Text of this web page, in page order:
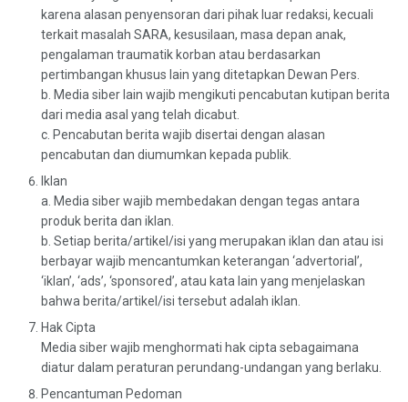
karena alasan penyensoran dari pihak luar redaksi, kecuali
terkait masalah SARA, kesusilaan, masa depan anak,
pengalaman traumatik korban atau berdasarkan
pertimbangan khusus lain yang ditetapkan Dewan Pers.
b. Media siber lain wajib mengikuti pencabutan kutipan berita
dari media asal yang telah dicabut.
c. Pencabutan berita wajib disertai dengan alasan
pencabutan dan diumumkan kepada publik.
Iklan
a. Media siber wajib membedakan dengan tegas antara
produk berita dan iklan.
b. Setiap berita/artikel/isi yang merupakan iklan dan atau isi
berbayar wajib mencantumkan keterangan ‘advertorial’,
‘iklan’, ‘ads’, ‘sponsored’, atau kata lain yang menjelaskan
bahwa berita/artikel/isi tersebut adalah iklan.
Hak Cipta
Media siber wajib menghormati hak cipta sebagaimana
diatur dalam peraturan perundang-undangan yang berlaku.
Pencantuman Pedoman